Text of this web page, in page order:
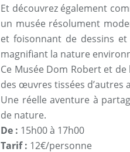
Et découvrez également
un musée résolument
et foisonnant de dessins
magnifiant la nature
Ce Musée Dom Robert et
des œuvres tissées d’autres
Une réelle aventure à
de nature.
De : 15h00 à 17h00
Tarif : 12€/personne